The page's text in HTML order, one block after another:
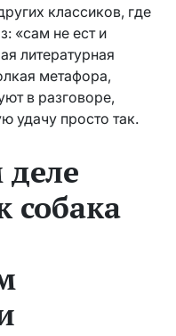
классиков, где
«сам не ест и
литературная
метафора,
в разговоре,
удачу просто так.
собака